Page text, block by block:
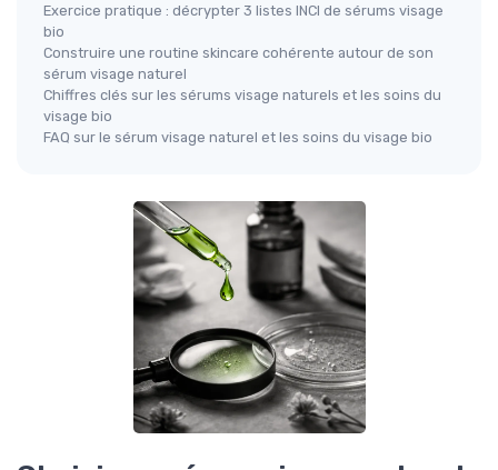
Exercice pratique : décrypter 3 listes INCI de sérums visage
bio
Construire une routine skincare cohérente autour de son
sérum visage naturel
Chiffres clés sur les sérums visage naturels et les soins du
visage bio
FAQ sur le sérum visage naturel et les soins du visage bio